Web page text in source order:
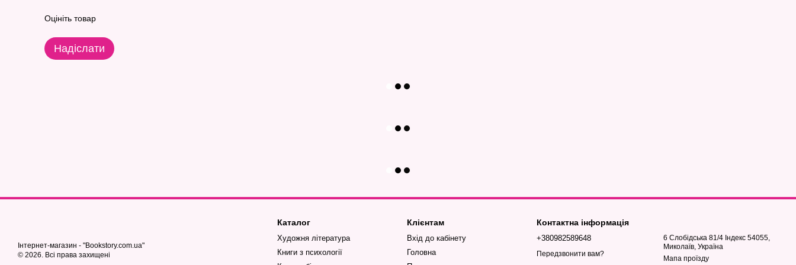
Оцініть товар
Надіслати
Інтернет-магазин - "Bookstory.com.ua"
© 2026. Всі права захищені
Каталог
Художня література
Книги з психології
Клієнтам
Вхід до кабінету
Головна
Контактна інформація
+380982589648
Передзвонити вам?
6 Слобідська 81/4 Індекс 54055,
Миколаїв, Україна
Мапа проїзду